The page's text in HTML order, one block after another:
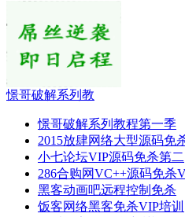
憬哥破解系列教
憬哥破解系列教程第一季
2015放肆网络大型源码免
小七论坛VIP源码免杀第二
286合购网VC++源码免杀
黑客动画吧远程控制免杀
饭客网络黑客免杀VIP培训